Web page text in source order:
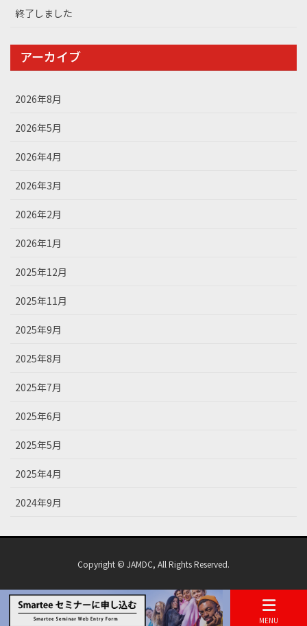
終了しました
アーカイブ
2026年8月
2026年5月
2026年4月
2026年3月
2026年2月
2026年1月
2025年12月
2025年11月
2025年9月
2025年8月
2025年7月
2025年6月
2025年5月
2025年4月
2024年9月
Copyright © JAMDC, All Rights Reserved.
MENU